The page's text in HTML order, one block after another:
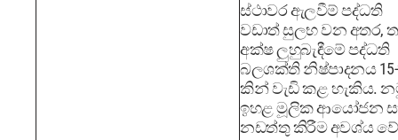
ස්ථාවර ඇලවීම් පද්ධති
වඩාත් සුලභ වන අතර,
අක්ෂ ලුහුබැඳීමේ පද්ධති
බලශක්ති නිෂ්පාදනය 15-
කින් වැඩි කළ හැකිය.
ඉහළ මූලික ආයෝජන
නඩත්තු කිරීම අවශ්ය